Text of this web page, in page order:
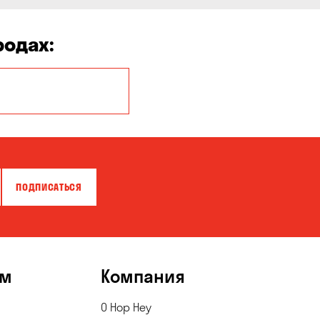
Бровары
Гнедин
Красноселка
ПОДПИСАТЬСЯ
Компания
О Hop Hey